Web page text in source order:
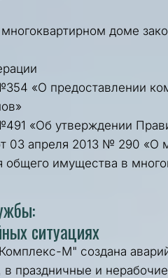
доме
«О предоставлении
«Об утверждении
03 апреля 2013 № 290 «О
имущества в
ситуациях
М" создана
в праздничные и